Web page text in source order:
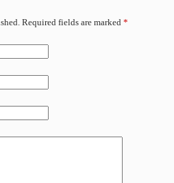
Required fields are marked *